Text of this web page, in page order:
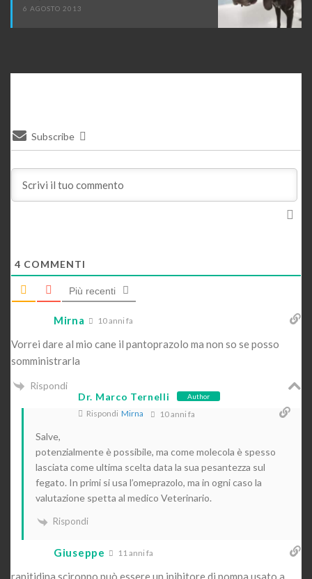
6 AGOSTO 2013
Subscribe
4 COMMENTI
Più recenti
Mirna 10 anni fa
Vorrei dare al mio cane il pantoprazolo ma non so se posso
somministrarla
Rispondi
Dr. Marco Ternelli
Author
Rispondi Mirna 10 anni fa
Salve,
potenzialmente è possibile, ma come molecola è spesso
lasciata come ultima scelta data la sua pesantezza sul
fegato. In primi si usa l’omeprazolo, ma in ogni caso la
valutazione spetta al medico Veterinario.
Rispondi
Giuseppe 11 anni fa
ranitidina sciroppo può essere un inibitore di pompa usato a